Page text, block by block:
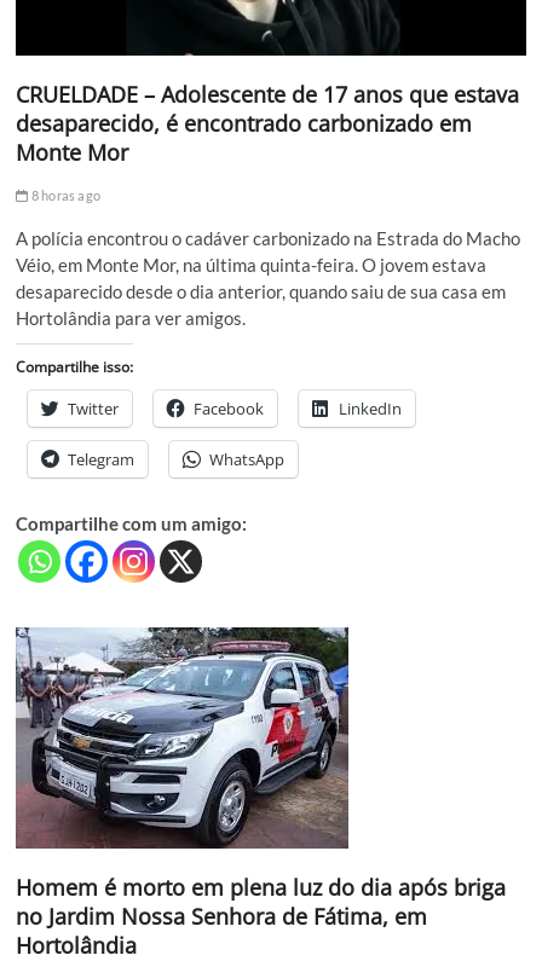
CRUELDADE – Adolescente de 17 anos que estava
desaparecido, é encontrado carbonizado em
Monte Mor
8 horas ago
A polícia encontrou o cadáver carbonizado na Estrada do Macho
Véio, em Monte Mor, na última quinta-feira. O jovem estava
desaparecido desde o dia anterior, quando saiu de sua casa em
Hortolândia para ver amigos.
Compartilhe isso:
Twitter Facebook LinkedIn
Telegram WhatsApp
Compartilhe com um amigo:
Homem é morto em plena luz do dia após briga
no Jardim Nossa Senhora de Fátima, em
Hortolândia